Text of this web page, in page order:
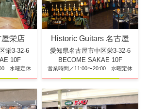
屋栄店
栄3-32-6
10F
水曜定休
Historic Guitars 名古屋
愛知県名古屋市中区栄3-32-6
BECOME SAKAE 10F
営業時間／11:00〜20:00 水曜定休